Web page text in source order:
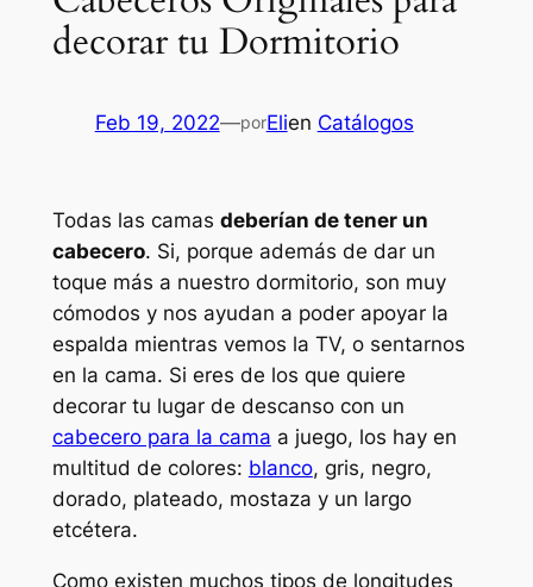
decorar tu Dormitorio
Feb 19, 2022—porElien Catálogos
Todas las camas deberían de tener un
cabecero. Si, porque además de dar un
toque más a nuestro dormitorio, son muy
cómodos y nos ayudan a poder apoyar la
espalda mientras vemos la TV, o sentarnos
en la cama. Si eres de los que quiere
decorar tu lugar de descanso con un
cabecero para la cama a juego, los hay en
multitud de colores: blanco, gris, negro,
dorado, plateado, mostaza y un largo
etcétera.
Como existen muchos tipos de longitudes